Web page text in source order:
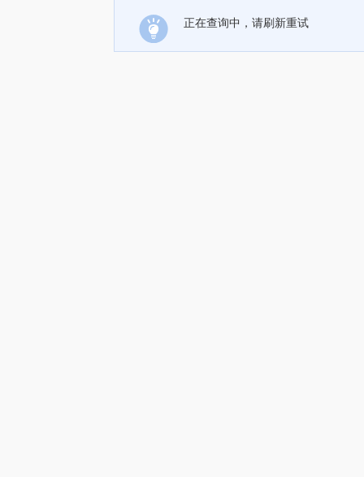
正在查询中，请刷新重试